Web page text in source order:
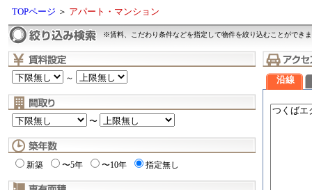
TOPページ ＞ アパート・マンション
※賃料、こだわり条件などを指定して物件を絞り込むことができ
～
〜
新築 〜5年 〜10年 指定無し
沿線